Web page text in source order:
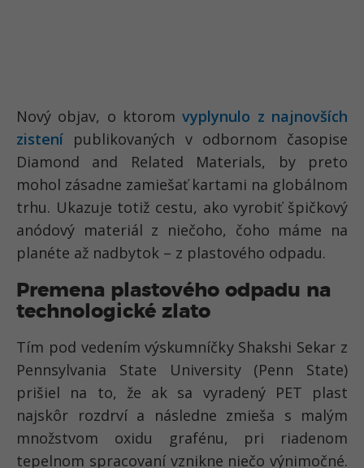
Nový objav, o ktoromvyplynulo z najnovších
zistení publikovaných v odbornom časopise
Diamond and Related Materials, by preto
mohol zásadne zamiešať kartami na globálnom
trhu. Ukazuje totiž cestu, ako vyrobiť špičkový
anódový materiál z niečoho, čoho máme na
planéte až nadbytok – z plastového odpadu.
Premena plastového odpadu na
technologické zlato
Tím pod vedením výskumníčky Shakshi Sekar z
Pennsylvania State University (Penn State)
prišiel na to, že ak sa vyradený PET plast
najskôr rozdrví a následne zmieša s malým
množstvom oxidu grafénu, pri riadenom
tepelnom spracovaní vznikne niečo výnimočné.